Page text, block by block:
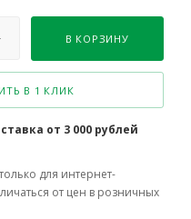
В КОРЗИНУ
В 1 КЛИК
от 3 000 рублей
для интернет-
от цен в розничных